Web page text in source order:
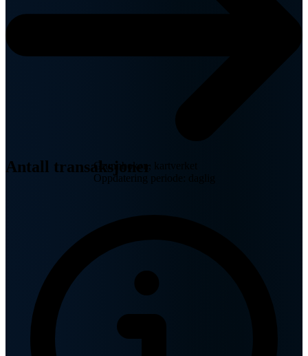
Antall transaksjoner
Grunnboken, kartverket
Oppdatering periode: daglig